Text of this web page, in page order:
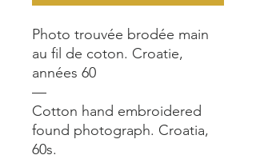
Photo trouvée brodée main
au fil de coton. Croatie,
années 60
—
Cotton hand embroidered
found photograph. Croatia,
60s.